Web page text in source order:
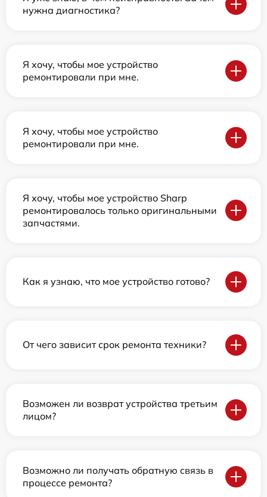
нужна диагностика?
Я хочу, чтобы мое устройство
ремонтировали при мне.
Я хочу, чтобы мое устройство
ремонтировали при мне.
Я хочу, чтобы мое устройство Sharp
ремонтировалось только оригинальными
запчастями.
Как я узнаю, что мое устройство готово?
От чего зависит срок ремонта техники?
Возможен ли возврат устройства третьим
лицом?
Возможно ли получать обратную связь в
процессе ремонта?